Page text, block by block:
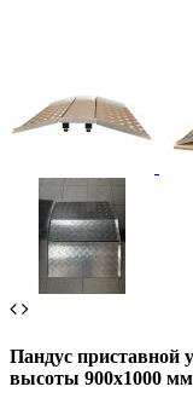
Пандус
высоты 900х1000 мм